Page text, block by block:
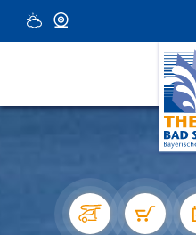
28 °C, Teilweise Wolkig